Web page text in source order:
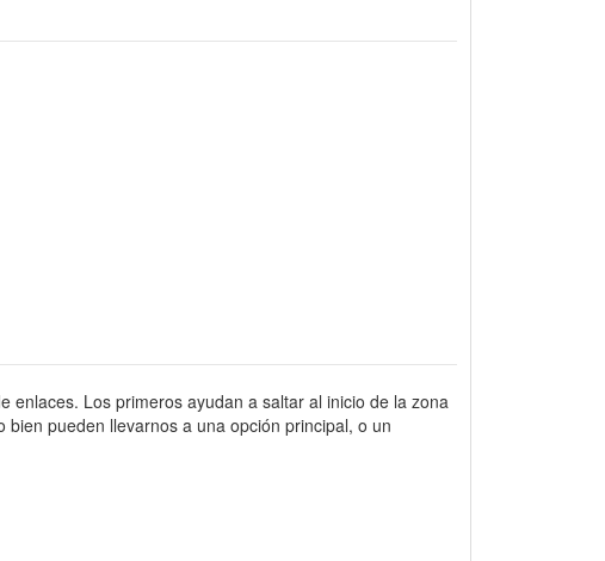
enlaces. Los primeros ayudan a saltar al inicio de la zona
pueden llevarnos a una opción principal, o un